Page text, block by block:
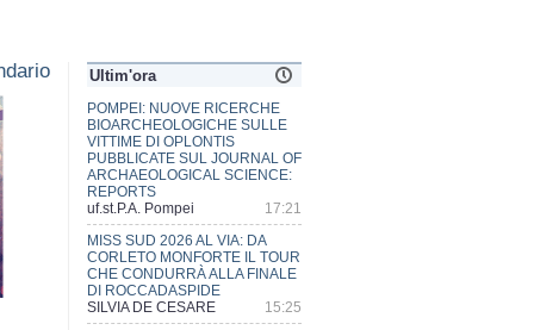
Ultim'ora
MISS SUD 2026 AL VIA: DA
CORLETO MONFORTE IL TOUR
CHE CONDURRÀ ALLA FINALE
DI ROCCADASPIDE
SILVIA DE CESARE
15:25
ECSTATIC POMPEII, LA CITTA'
DIONISIACA TRA FURORE E
MISTERI
uf.st.P.A. Pompei
15:10
RIO SGUAZZATORIO, ALIBERTI:
«C'È CHI PREFERISCE
METTERE LA MELMA SUGLI